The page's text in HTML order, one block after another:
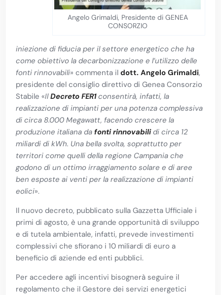
Angelo Grimaldi, Presidente di GENEA
CONSORZIO
iniezione di fiducia per il settore energetico che ha
come obiettivo la decarbonizzazione e l’utilizzo delle
fonti rinnovabili» commenta il dott. Angelo Grimaldi,
presidente del consiglio direttivo di Genea Consorzio
Stabile «IlDecreto FER1consentirà, infatti, la
realizzazione di impianti per una potenza complessiva
di circa 8.000 Megawatt, facendo crescere la
produzione italiana da fonti rinnovabilidi circa 12
miliardi di kWh. Una bella svolta, soprattutto per
territori come quelli della regione Campania che
godono di un ottimo irraggiamento solare e di aree
ben esposte ai venti per la realizzazione di impianti
eolici».
Il nuovo decreto, pubblicato sulla Gazzetta Ufficiale i
primi di agosto, è una grande opportunità di sviluppo
e di tutela ambientale, infatti, prevede investimenti
complessivi che sfiorano i 10 miliardi di euro a
beneficio di aziende ed enti pubblici.
Per accedere agli incentivi bisognerà seguire il
regolamento che il Gestore dei servizi energetici